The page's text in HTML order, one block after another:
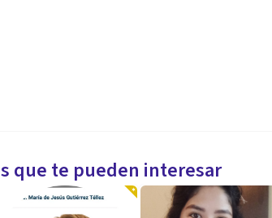
que te pueden interesar